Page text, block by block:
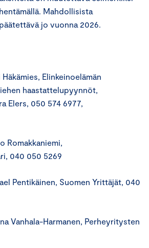
Mahdollisista
jo vuonna 2026.
Elinkeinoelämän
haastattelupyynnöt,
Elers, 050 574 6977,
Romakkaniemi,
040 050 5269
Pentikäinen, Suomen Yrittäjät, 040
Vanhala-Harmanen, Perheyritysten